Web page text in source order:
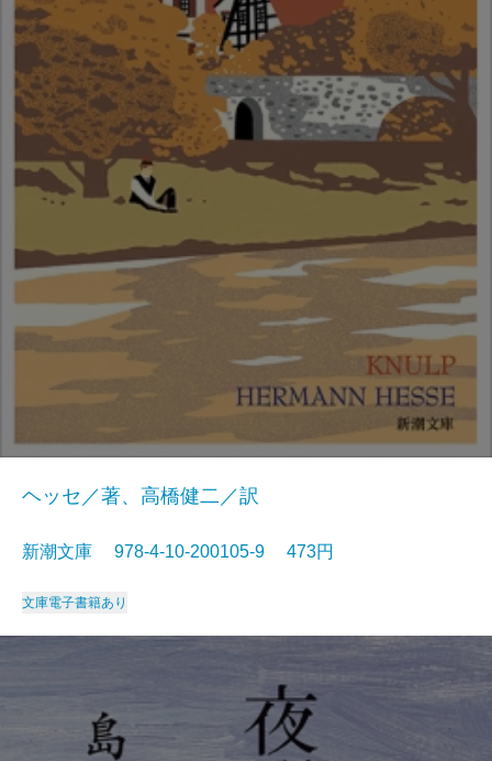
ヘッセ／著、高橋健二／訳
新潮文庫 978-4-10-200105-9 473円
文庫電子書籍あり